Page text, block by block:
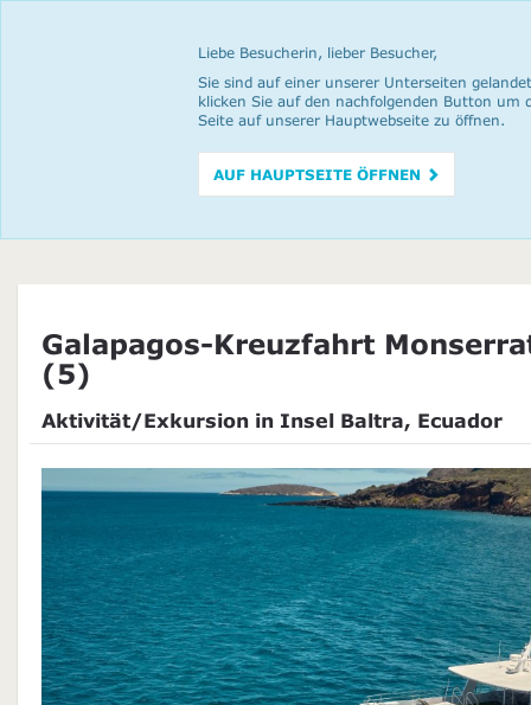
Liebe Besucherin, lieber Besucher,
Sie sind auf einer unserer Unterseiten
klicken Sie auf den nachfolgenden Button um
Seite auf unserer Hauptwebseite zu öffnen.
AUF HAUPTSEITE ÖFFNEN
Galapagos-Kreuzfahrt
(5)
Aktivität/Exkursion in Insel Baltra, Ecuador